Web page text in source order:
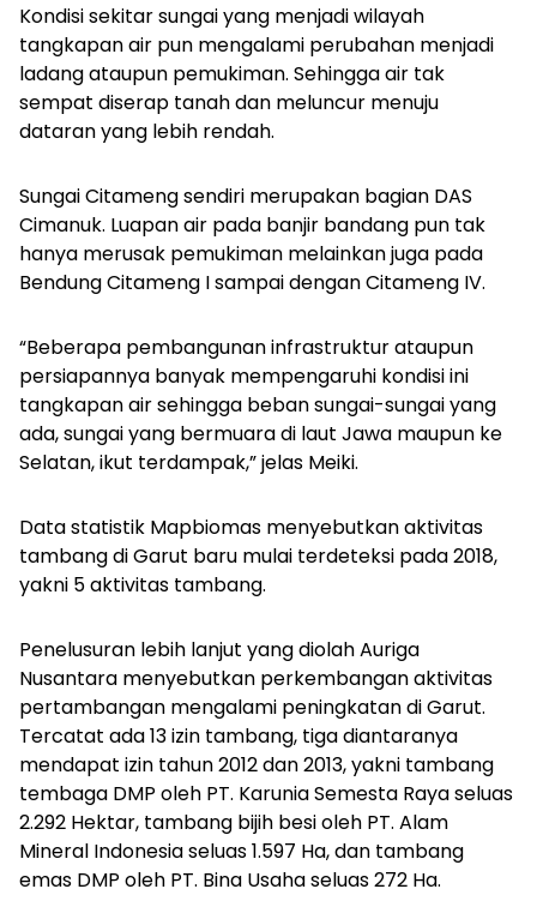
Kondisi sekitar sungai yang menjadi wilayah
tangkapan air pun mengalami perubahan menjadi
ladang ataupun pemukiman. Sehingga air tak
sempat diserap tanah dan meluncur menuju
dataran yang lebih rendah.
Sungai Citameng sendiri merupakan bagian DAS
Cimanuk. Luapan air pada banjir bandang pun tak
hanya merusak pemukiman melainkan juga pada
Bendung Citameng I sampai dengan Citameng IV.
“Beberapa pembangunan infrastruktur ataupun
persiapannya banyak mempengaruhi kondisi ini
tangkapan air sehingga beban sungai-sungai yang
ada, sungai yang bermuara di laut Jawa maupun ke
Selatan, ikut terdampak,” jelas Meiki.
Data statistik Mapbiomas menyebutkan aktivitas
tambang di Garut baru mulai terdeteksi pada 2018,
yakni 5 aktivitas tambang.
Penelusuran lebih lanjut yang diolah Auriga
Nusantara menyebutkan perkembangan aktivitas
pertambangan mengalami peningkatan di Garut.
Tercatat ada 13 izin tambang, tiga diantaranya
mendapat izin tahun 2012 dan 2013, yakni tambang
tembaga DMP oleh PT. Karunia Semesta Raya seluas
2.292 Hektar, tambang bijih besi oleh PT. Alam
Mineral Indonesia seluas 1.597 Ha, dan tambang
emas DMP oleh PT. Bina Usaha seluas 272 Ha.